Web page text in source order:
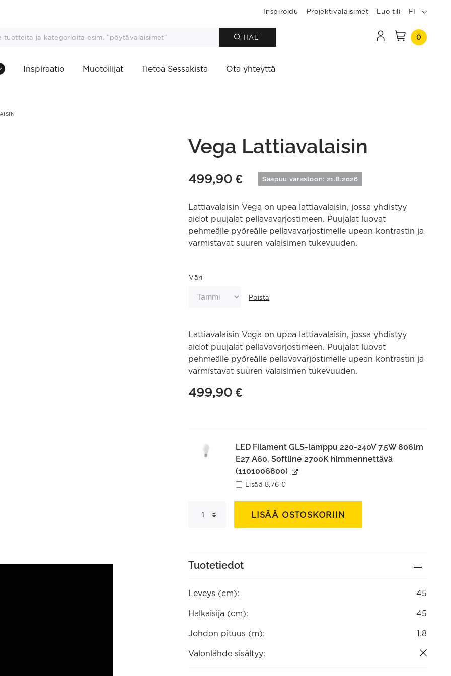
Inspiroidu Projektivalaisimet Luo tili FI
HAE 0
Inspiraatio Muotoilijat Tietoa Sessakista Ota yhteyttä
Vega Lattiavalaisin
499,90 € Saapuu varastoon: 21.8.2026
Lattiavalaisin Vega on upea lattiavalaisin, jossa yhdistyy
aidot puujalat pellavavarjostimeen. Puujalat luovat
pehmeälle pyöreälle pellavavarjostimelle upean kontrastin ja
varmistavat suuren valaisimen tukevuuden.
Väri
Poista
Lattiavalaisin Vega on upea lattiavalaisin, jossa yhdistyy
aidot puujalat pellavavarjostimeen. Puujalat luovat
pehmeälle pyöreälle pellavavarjostimelle upean kontrastin ja
varmistavat suuren valaisimen tukevuuden.
499,90 €
LED Filament GLS-lamppu 220-240V 7.5W 806lm
E27 A60, Softline 2700K himmennettävä
(1101006800)
Lisää 8,76 €
Lattiavalaisin
LISÄÄ OSTOSKORIIN
Tuotetiedot
Leveys (cm): 45
Halkaisija (cm): 45
Johdon pituus (m): 1.8
Valonlähde sisältyy: